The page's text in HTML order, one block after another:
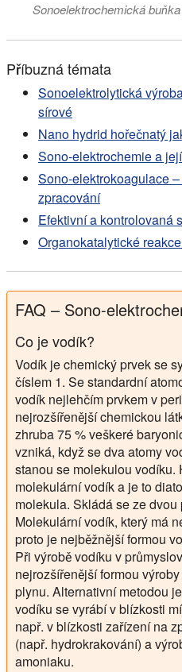
Sonoelektrochemická
Příbuzná témata
Sonoelektrolytická
sírové
Nano hydrid hořečnatý
Sono-elektrochemie a
Sono-elektrokoagulace
zpracování
Efektivní a kontrolovaná
Organokatalytické
FAQ – Sono-
Co je vodík?
Vodík je chemický prvek se
číslem 1. Se standardní
vodík nejlehčím prvkem v
nejrozšířenější chemickou
zhruba 75 % veškeré
vzniká, když se dva atomy
stanou se molekulou vodíku.
molekulární vodík a je to
molekula. Skládá se ze
Molekulární vodík, který má
proto je nejběžnější formou
Při výrobě vodíku v
nejrozšířenější formou
plynu. Alternativní metodou
vodíku se vyrábí v blízkosti
např. v blízkosti zařízení na
(např. hydrokrakování) a
amoniaku.